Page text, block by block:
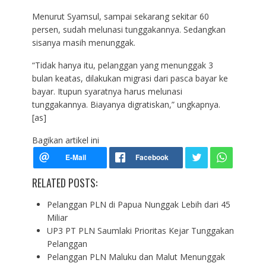
Menurut Syamsul, sampai sekarang sekitar 60
persen, sudah melunasi tunggakannya. Sedangkan
sisanya masih menunggak.
“Tidak hanya itu, pelanggan yang menunggak 3
bulan keatas, dilakukan migrasi dari pasca bayar ke
bayar. Itupun syaratnya harus melunasi
tunggakannya. Biayanya digratiskan,” ungkapnya.
[as]
Bagikan artikel ini
RELATED POSTS:
Pelanggan PLN di Papua Nunggak Lebih dari 45
Miliar
UP3 PT PLN Saumlaki Prioritas Kejar Tunggakan
Pelanggan
Pelanggan PLN Maluku dan Malut Menunggak